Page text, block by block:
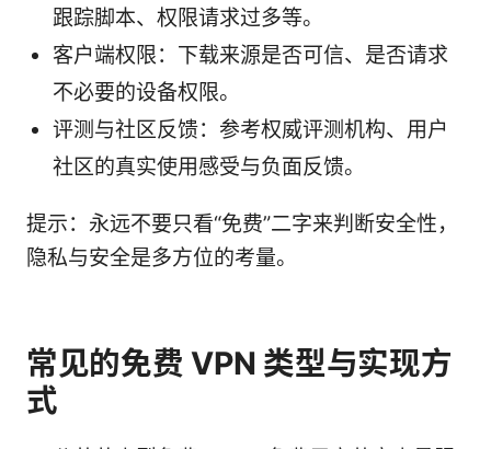
跟踪脚本、权限请求过多等。
客户端权限：下载来源是否可信、是否请求
不必要的设备权限。
评测与社区反馈：参考权威评测机构、用户
社区的真实使用感受与负面反馈。
提示：永远不要只看“免费”二字来判断安全性，
隐私与安全是多方位的考量。
常见的免费 VPN 类型与实现方
式